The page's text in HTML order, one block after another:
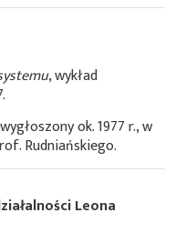
, wykład
ok. 1977 r., w
Rudniańskiego.
Leona